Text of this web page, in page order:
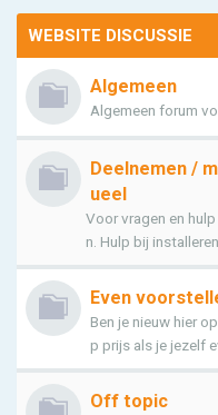
WEBSITE DISCUSSIE
Algemeen
Algemeen forum
Deelnemen /
ueel
Voor vragen en
n. Hulp bij
Even
Ben je nieuw hier
p prijs als je jezelf
Off topic